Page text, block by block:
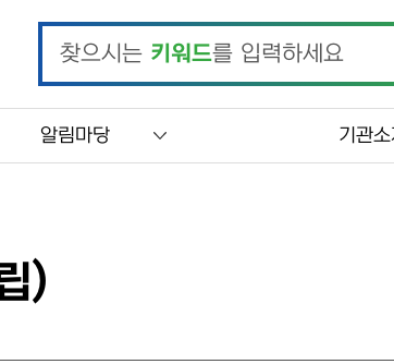
찾으시는 키워드를 입력하세요
알림마당 기관소
)